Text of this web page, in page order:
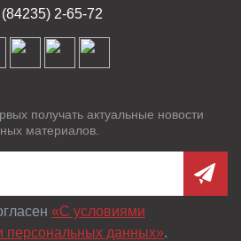
2-65-72
получать актуальные новости
материалов.
«C условиями
персональных данных».